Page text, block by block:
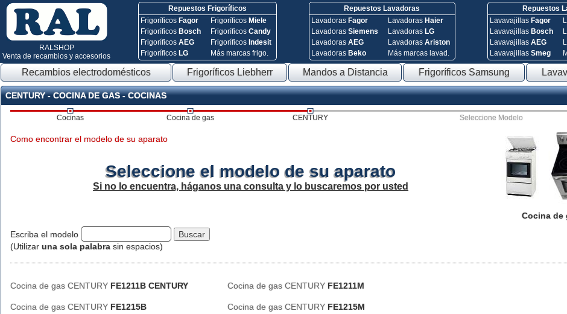
RALSHOP
Venta de recambios y accesorios
Repuestos Frigoríficos
Frigoríficos Fagor
Frigoríficos Bosch
FrigoríficosAEG
Frigoríficos LG
Frigoríficos Miele
FrigoríficosCandy
Frigoríficos Indesit
Más marcas frigo.
Repuestos Lavadoras
Lavadoras Fagor
Lavadoras Siemens
Lavadoras AEG
Lavadoras Beko
Lavadoras Haier
Lavadoras LG
Lavadoras Ariston
Más marcas lavad.
Repuestos
Lavavajillas Fagor
Lavavajillas Bosch
Lavavajillas AEG
Lavavajillas Smeg
Recambios electrodomésticos Frigoríficos Liebherr Mandos a Distancia Frigoríficos Samsung
CENTURY - COCINA DE GAS - COCINAS
Cocinas Cocina de gas CENTURY Seleccione Modelo
Cocina de
Como encontrar el modelo de su aparato
Seleccione el modelo de su aparato
Si no lo encuentra, háganos una consulta y lo buscaremos por usted
Escriba el modelo
(Utilizar una sola palabra sin espacios)
Cocina de gas CENTURY FE1211B CENTURY Cocina de gas CENTURY FE1211M
Cocina de gas CENTURY FE1215B Cocina de gas CENTURY FE1215M